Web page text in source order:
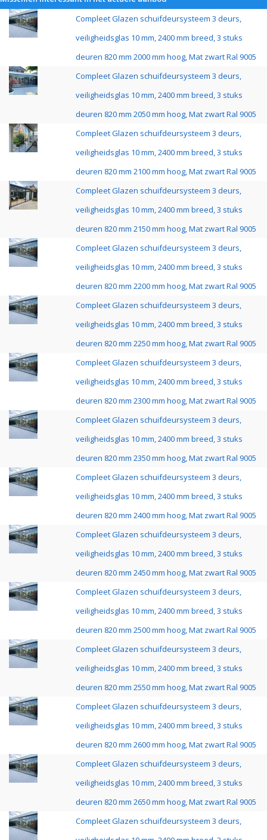
Compleet Glazen schuifdeursysteem 3 deurs,
veiligheidsglas 10 mm, 2400 mm breed, 3 stuks
deuren 820 mm 2000 mm hoog, Mat zwart Ral 9005
Compleet Glazen schuifdeursysteem 3 deurs,
veiligheidsglas 10 mm, 2400 mm breed, 3 stuks
deuren 820 mm 2050 mm hoog, Mat zwart Ral 9005
Compleet Glazen schuifdeursysteem 3 deurs,
veiligheidsglas 10 mm, 2400 mm breed, 3 stuks
deuren 820 mm 2100 mm hoog, Mat zwart Ral 9005
Compleet Glazen schuifdeursysteem 3 deurs,
veiligheidsglas 10 mm, 2400 mm breed, 3 stuks
deuren 820 mm 2150 mm hoog, Mat zwart Ral 9005
Compleet Glazen schuifdeursysteem 3 deurs,
veiligheidsglas 10 mm, 2400 mm breed, 3 stuks
deuren 820 mm 2200 mm hoog, Mat zwart Ral 9005
Compleet Glazen schuifdeursysteem 3 deurs,
veiligheidsglas 10 mm, 2400 mm breed, 3 stuks
deuren 820 mm 2250 mm hoog, Mat zwart Ral 9005
Compleet Glazen schuifdeursysteem 3 deurs,
veiligheidsglas 10 mm, 2400 mm breed, 3 stuks
deuren 820 mm 2300 mm hoog, Mat zwart Ral 9005
Compleet Glazen schuifdeursysteem 3 deurs,
veiligheidsglas 10 mm, 2400 mm breed, 3 stuks
deuren 820 mm 2350 mm hoog, Mat zwart Ral 9005
Compleet Glazen schuifdeursysteem 3 deurs,
veiligheidsglas 10 mm, 2400 mm breed, 3 stuks
deuren 820 mm 2400 mm hoog, Mat zwart Ral 9005
Compleet Glazen schuifdeursysteem 3 deurs,
veiligheidsglas 10 mm, 2400 mm breed, 3 stuks
deuren 820 mm 2450 mm hoog, Mat zwart Ral 9005
Compleet Glazen schuifdeursysteem 3 deurs,
veiligheidsglas 10 mm, 2400 mm breed, 3 stuks
deuren 820 mm 2500 mm hoog, Mat zwart Ral 9005
Compleet Glazen schuifdeursysteem 3 deurs,
veiligheidsglas 10 mm, 2400 mm breed, 3 stuks
deuren 820 mm 2550 mm hoog, Mat zwart Ral 9005
Compleet Glazen schuifdeursysteem 3 deurs,
veiligheidsglas 10 mm, 2400 mm breed, 3 stuks
deuren 820 mm 2600 mm hoog, Mat zwart Ral 9005
Compleet Glazen schuifdeursysteem 3 deurs,
veiligheidsglas 10 mm, 2400 mm breed, 3 stuks
deuren 820 mm 2650 mm hoog, Mat zwart Ral 9005
Compleet Glazen schuifdeursysteem 3 deurs,